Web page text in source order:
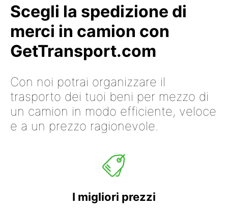
Scegli la spedizione di
merci in camion con
GetTransport.com
Con noi potrai organizzare il
trasporto dei tuoi beni per mezzo di
un camion in modo efficiente, veloce
e a un prezzo ragionevole.
I migliori prezzi